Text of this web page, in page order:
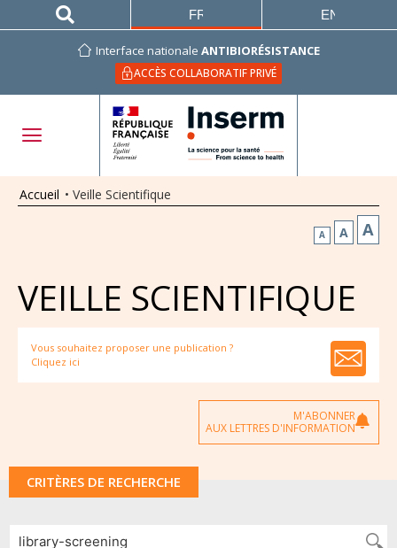
Interface nationale ANTIBIORÉSISTANCE
ACCÈS COLLABORATIF PRIVÉ
FRANÇAIS ENGLISH
Accueil • Veille Scientifique
A A A
VEILLE SCIENTIFIQUE
Vous souhaitez proposer une publication ?
Cliquez ici
M'ABONNER
AUX LETTRES D'INFORMATION
CRITÈRES DE RECHERCHE